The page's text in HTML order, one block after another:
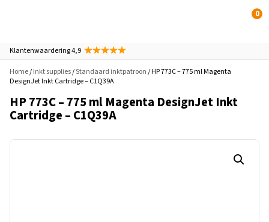
0
Klantenwaardering 4,9
Home/Inkt supplies/Standaard inktpatroon/ HP 773C – 775 ml Magenta
DesignJet Inkt Cartridge – C1Q39A
HP 773C – 775 ml Magenta DesignJet Inkt
Cartridge – C1Q39A